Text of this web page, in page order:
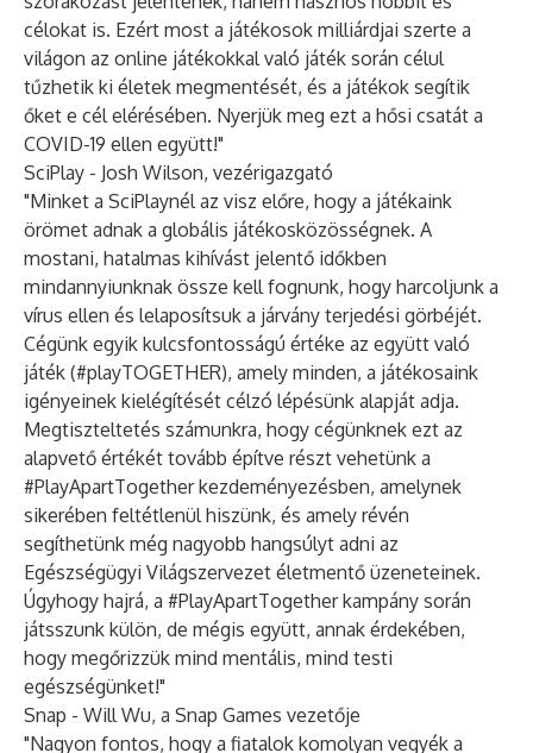
célokat is. Ezért most a játékosok milliárdjai szerte a
világon az online játékokkal való játék során célul
tűzhetik ki életek megmentését, és a játékok segítik
őket e cél elérésében. Nyerjük meg ezt a hősi csatát a
COVID-19 ellen együtt!"
SciPlay - Josh Wilson, vezérigazgató
"Minket a SciPlaynél az visz előre, hogy a játékaink
örömet adnak a globális játékosközösségnek. A
mostani, hatalmas kihívást jelentő időkben
mindannyiunknak össze kell fognunk, hogy harcoljunk a
vírus ellen és lelaposítsuk a járvány terjedési görbéjét.
Cégünk egyik kulcsfontosságú értéke az együtt való
játék (#playTOGETHER), amely minden, a játékosaink
igényeinek kielégítését célzó lépésünk alapját adja.
Megtiszteltetés számunkra, hogy cégünknek ezt az
alapvető értékét tovább építve részt vehetünk a
#PlayApartTogether kezdeményezésben, amelynek
sikerében feltétlenül hiszünk, és amely révén
segíthetünk még nagyobb hangsúlyt adni az
Egészségügyi Világszervezet életmentő üzeneteinek.
Úgyhogy hajrá, a #PlayApartTogether kampány során
játsszunk külön, de mégis együtt, annak érdekében,
hogy megőrizzük mind mentális, mind testi
egészségünket!"
Snap - Will Wu, a Snap Games vezetője
"Nagyon fontos, hogy a fiatalok komolyan vegyék a